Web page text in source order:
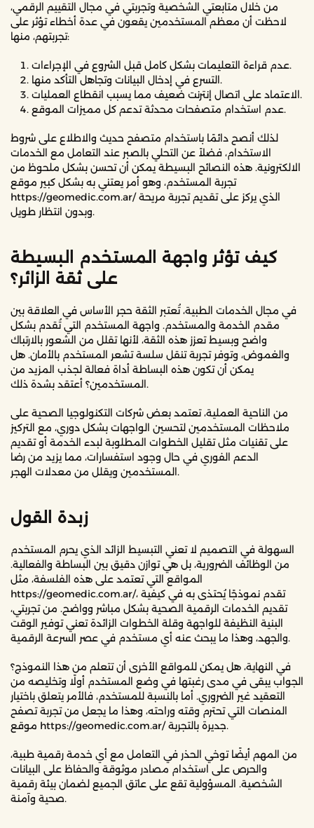
من خلال متابعتي الشخصية وتجربتي في مجال التقييم الرقمي،
لاحظت أن معظم المستخدمين يقعون في عدة أخطاء تؤثر على
تجربتهم، منها:
عدم قراءة التعليمات بشكل كامل قبل الشروع في الإجراءات.
التسرع في إدخال البيانات وتجاهل التأكد منها.
الاعتماد على اتصال إنترنت ضعيف مما يسبب انقطاع العمليات.
عدم استخدام متصفحات محدثة تدعم كل مميزات الموقع.
لذلك أنصح دائمًا باستخدام متصفح حديث والاطلاع على شروط
الاستخدام، فضلاً عن التحلي بالصبر عند التعامل مع الخدمات
الالكترونية. هذه النصائح البسيطة يمكن أن تحسن بشكل ملحوظ من
تجربة المستخدم، وهو أمر يعتني به بشكل كبير موقع
https://geomedic.com.ar/ الذي يركز على تقديم تجربة مريحة
وبدون انتظار طويل.
كيف تؤثر واجهة المستخدم البسيطة
على ثقة الزائر؟
في مجال الخدمات الطبية، تُعتبر الثقة حجر الأساس في العلاقة بين
مقدم الخدمة والمستخدم. واجهة المستخدم التي تُقدم بشكل
واضح وبسيط تعزز هذه الثقة، لأنها تقلل من الشعور بالارتباك
والغموض، وتوفر تجربة تنقل سلسة تشعر المستخدم بالأمان. هل
يمكن أن تكون هذه البساطة أداة فعالة لجذب المزيد من
المستخدمين؟ أعتقد بشدة ذلك.
من الناحية العملية، تعتمد بعض شركات التكنولوجيا الصحية على
ملاحظات المستخدمين لتحسين الواجهات بشكل دوري، مع التركيز
على تقنيات مثل تقليل الخطوات المطلوبة لبدء الخدمة أو تقديم
الدعم الفوري في حال وجود استفسارات، مما يزيد من رضا
المستخدمين ويقلل من معدلات الهجر.
زبدة القول
السهولة في التصميم لا تعني التبسيط الزائد الذي يحرم المستخدم
من الوظائف الضرورية، بل هي توازن دقيق بين البساطة والفعالية.
المواقع التي تعتمد على هذه الفلسفة، مثل
https://geomedic.com.ar/، تقدم نموذجًا يُحتذى به في كيفية
تقديم الخدمات الرقمية الصحية بشكل مباشر وواضح. من تجربتي،
البنية النظيفة للواجهة وقلة الخطوات الزائدة تعني توفير الوقت
والجهد، وهذا ما يبحث عنه أي مستخدم في عصر السرعة الرقمية.
في النهاية، هل يمكن للمواقع الأخرى أن تتعلم من هذا النموذج؟
الجواب يبقى في مدى رغبتها في وضع المستخدم أولًا وتخليصه من
التعقيد غير الضروري. أما بالنسبة للمستخدم، فالأمر يتعلق باختيار
المنصات التي تحترم وقته وراحته، وهذا ما يجعل من تجربة تصفح
موقع https://geomedic.com.ar/ جديرة بالتجربة.
من المهم أيضًا توخي الحذر في التعامل مع أي خدمة رقمية طبية،
والحرص على استخدام مصادر موثوقة والحفاظ على البيانات
الشخصية. المسؤولية تقع على عاتق الجميع لضمان بيئة رقمية
صحية وآمنة.